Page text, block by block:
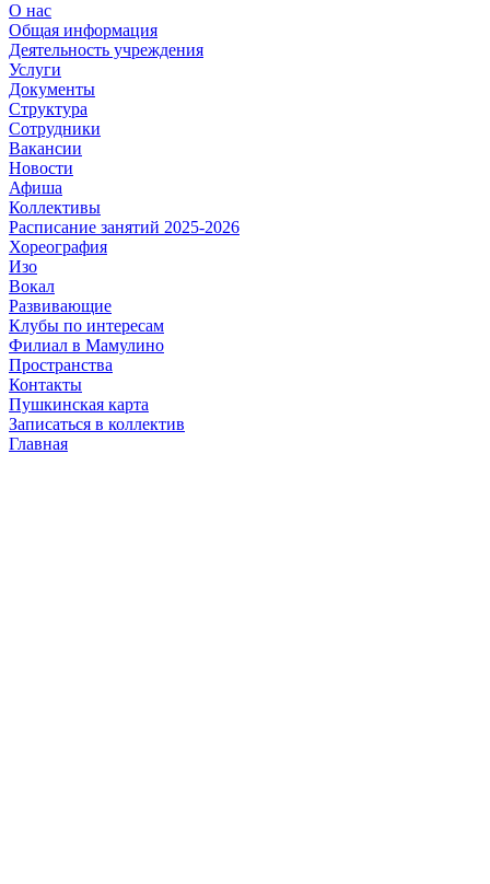
О нас
Общая информация
Деятельность учреждения
Услуги
Документы
Структура
Сотрудники
Вакансии
Новости
Афиша
Коллективы
Расписание занятий 2025-2026
Хореография
Изо
Вокал
Развивающие
Клубы по интересам
Филиал в Мамулино
Пространства
Контакты
Пушкинская карта
Записаться в коллектив
Главная